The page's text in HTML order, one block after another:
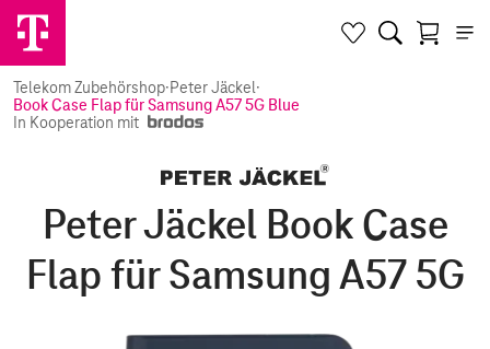
Telekom Zubehörshop·Peter Jäckel·
Book Case Flap für Samsung A57 5G Blue
In Kooperation mit
Peter Jäckel Book Case
Flap für Samsung A57 5G